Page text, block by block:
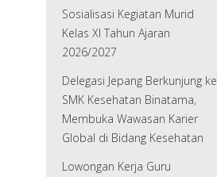
Sosialisasi Kegiatan Murid
Kelas XI Tahun Ajaran
2026/2027
Delegasi Jepang Berkunjung ke
SMK Kesehatan Binatama,
Membuka Wawasan Karier
Global di Bidang Kesehatan
Lowongan Kerja Guru